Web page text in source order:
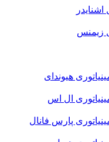
زیمنس
هیوندای
ال اس
پارس فانال